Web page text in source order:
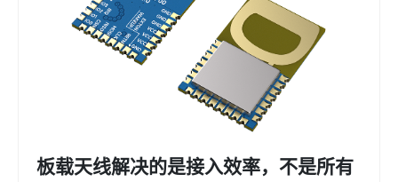
板载天线解决的是接入效率，不是所有